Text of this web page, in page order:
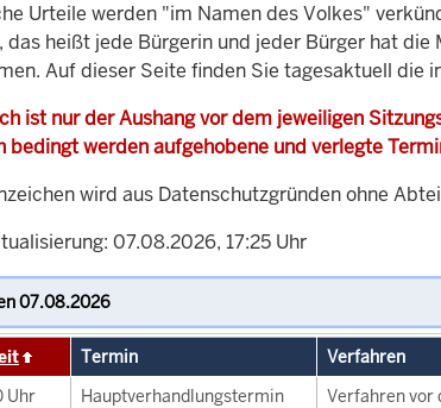
Urteile werden "im Namen des Volkes"
das heißt jede Bürgerin und jeder Bürger hat
Auf dieser Seite finden Sie tagesaktuell
ist nur der Aushang vor dem jeweiligen
bedingt werden aufgehobene und verlegte
wird aus Datenschutzgründen ohne
07.08.2026, 17:25 Uhr
Termin Verfahren
Uhr Hauptverhandlungstermin
Verfahren vor